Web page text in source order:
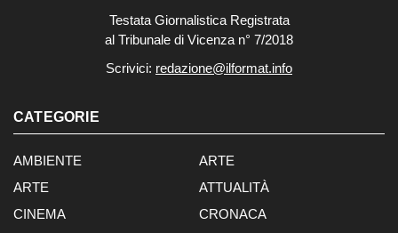
Testata Giornalistica Registrata
al Tribunale di Vicenza n° 7/2018
Scrivici: redazione@ilformat.info
CATEGORIE
AMBIENTE
ARTE
ARTE
ATTUALITÀ
CINEMA
CRONACA